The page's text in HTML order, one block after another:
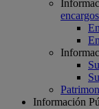
encargos
Información